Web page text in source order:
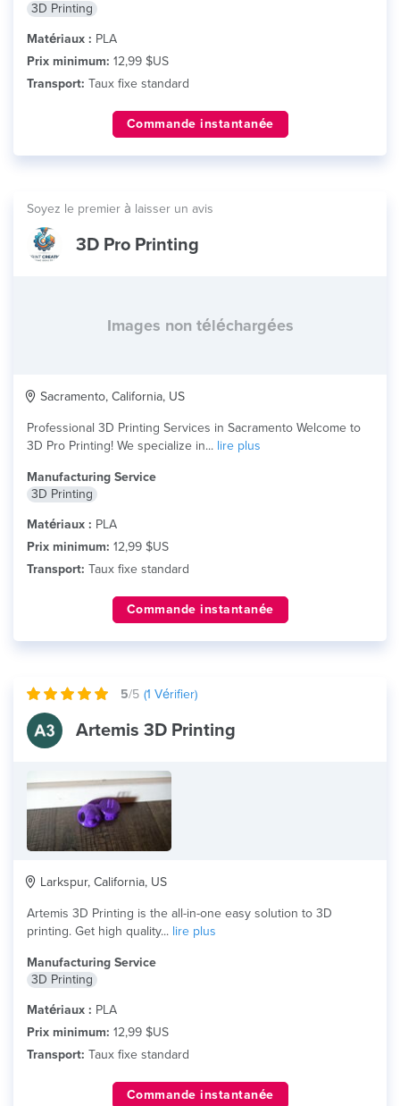
3D Printing
Matériaux : PLA
Prix minimum: 12,99 $US
Transport: Taux fixe standard
Commande instantanée
Soyez le premier à laisser un avis
3D Pro Printing
Images non téléchargées
Sacramento, California, US
Professional 3D Printing Services in Sacramento Welcome to
3D Pro Printing! We specialize in... lire plus
Manufacturing Service
3D Printing
Matériaux : PLA
Prix minimum: 12,99 $US
Transport: Taux fixe standard
Commande instantanée
5/5 (1 Vérifier)
Artemis 3D Printing
Larkspur, California, US
Artemis 3D Printing is the all-in-one easy solution to 3D
printing. Get high quality... lire plus
Manufacturing Service
3D Printing
Matériaux : PLA
Prix minimum: 12,99 $US
Transport: Taux fixe standard
Commande instantanée